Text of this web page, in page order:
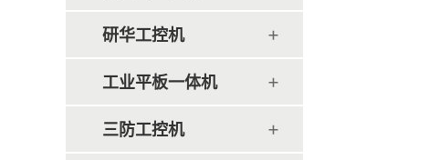
研华工控机
工业平板一体机
三防工控机